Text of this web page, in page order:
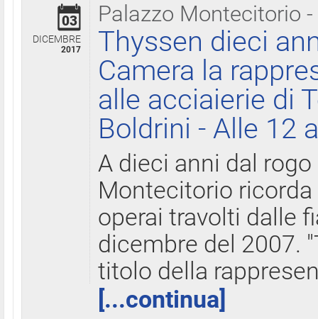
Palazzo Montecitorio
03
DICEMBRE
2017
Thyssen dieci
Camera la
alle acciaierie di
Boldrini - Alle 12
A dieci anni dal
Montecitorio
operai travolti dalle
dicembre del 2007.
titolo della
[...continua]